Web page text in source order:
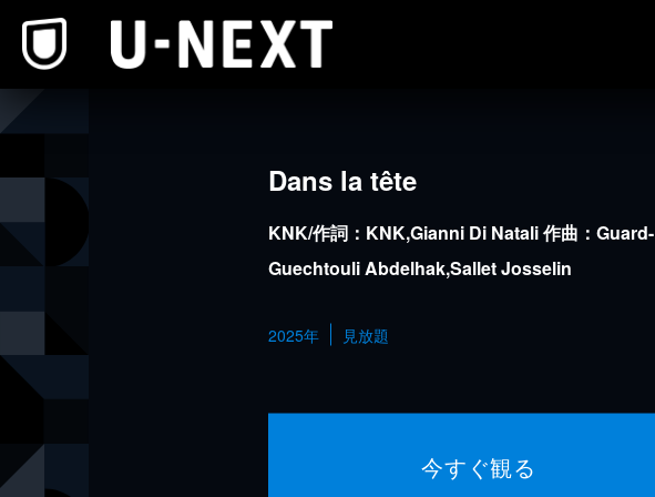
Dans la tête
KNK/作詞：KNK,Gianni Di Natali 作曲：Guard-
Guechtouli Abdelhak,Sallet Josselin
2025年 見放題
今すぐ観る